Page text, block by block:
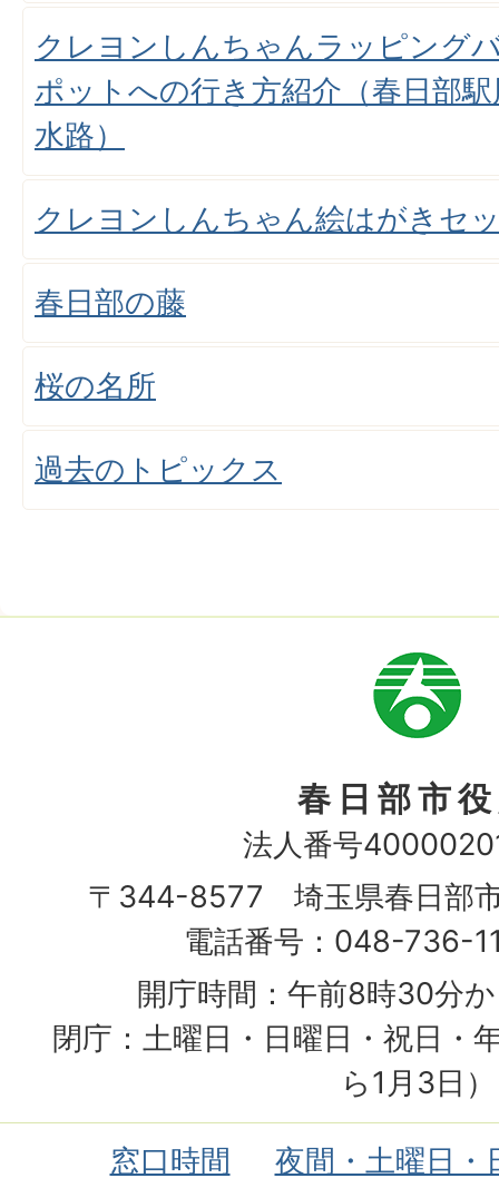
クレヨンしんちゃんラッピング
ポットへの行き方紹介（春日部
水路）
クレヨンしんちゃん絵はがきセ
春日部の藤
桜の名所
過去のトピックス
市
章
春日部市
法人番号
〒344-8577 埼玉県春日部
電話番号：048-736-
開庁時間：午前8時30分
閉庁：土曜日・日曜日・祝日・
ら1月3日）
窓口時間
夜間・土曜日・